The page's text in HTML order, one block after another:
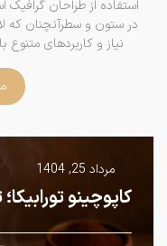
استفاده از طراحان
در ستون و سطرآنچنان که
نیاز و کاربردهای متنوع
مرداد 25, 1404
کاپوچینو